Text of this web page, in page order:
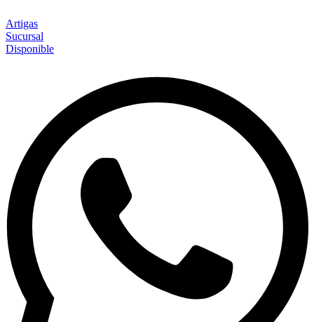
Artigas
Sucursal
Disponible